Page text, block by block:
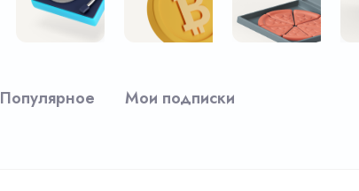
Популярное Мои подписки